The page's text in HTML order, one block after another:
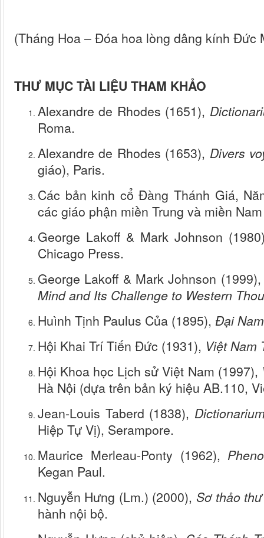
(Tháng Hoa – Đóa hoa lòng dâng kính Đức
THƯ MỤC TÀI LIỆU THAM KHẢO
Alexandre de Rhodes (1651),
Roma.
Alexandre de Rhodes (1653), Divers
giáo), Paris.
Các bản kinh cổ Đàng Thánh Giá,
các giáo phận miền Trung và miền
George Lakoff & Mark Johnson
Chicago Press.
George Lakoff & Mark Johnson
Mind and Its Challenge to Western
Huình Tịnh Paulus Của (1895), Đại
Hội Khai Trí Tiến Đức (1931), Việt Nam
Hội Khoa học Lịch sử Việt Nam (1997),
Hà Nội (dựa trên bản ký hiệu AB.110,
Jean-Louis Taberd (1838),
Hiệp Tự Vị), Serampore.
Maurice Merleau-Ponty (1962),
Kegan Paul.
Nguyễn Hưng (Lm.) (2000), Sơ thảo
hành nội bộ.